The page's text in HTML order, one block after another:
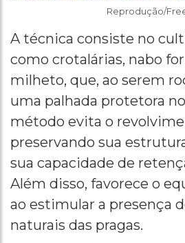
Reprodução/
A técnica consiste no
como crotalárias, nabo
milheto, que, ao serem
uma palhada protetora
método evita o
preservando sua
sua capacidade de
Além disso, favorece o
ao estimular a presença
naturais das pragas.